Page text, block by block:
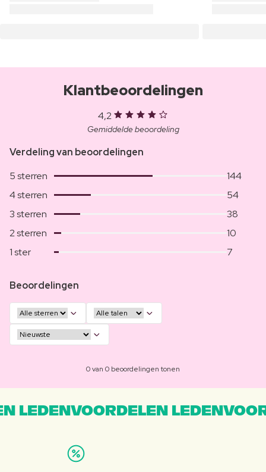
Klantbeoordelingen
4,2
Gemiddelde beoordeling
Verdeling van beoordelingen
5 sterren
144
4 sterren
54
3 sterren
38
2 sterren
10
1 ster
7
Beoordelingen
0 van 0 beoordelingen tonen
LEDENVOORDELEN